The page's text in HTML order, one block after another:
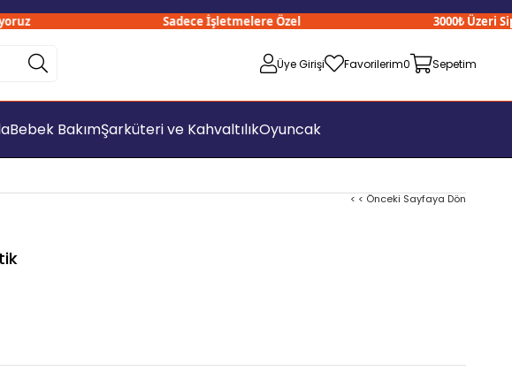
Sadece İşletmelere Özel 3000₺ Üzeri
Üye Girişi Favorilerim0 Sepetim
Bebek BakımŞarküteri ve KahvaltılıkOyuncak
< < Önceki Sayfaya Dön